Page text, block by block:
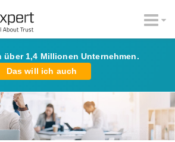
über 1,4 Millionen Unternehmen.
Das will ich auch